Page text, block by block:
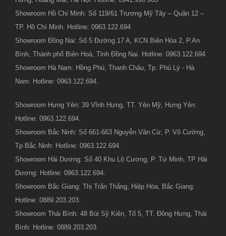
Showroom Hồ Chí Minh: Số 119/61 Trương Mỹ Tây – Quận 12 –
TP. Hồ Chí Minh. Hotline: 0963.122.694
Showroom Đồng Nai: Số 5 Đường 17 A, KCN Biên Hòa 2, P.An
Bình, Thành phố Biên Hoà, Tỉnh Đồng Nai. Hotline: 0963.122.694
Showroom Hà Nam: Hồng Phú, Thanh Châu, Tp. Phủ Lý - Hà
Nam: Hotline: 0963.122.694.
Showroom Hưng Yên: 39 Vĩnh Hưng, TT. Yên Mỹ, Hưng Yên:
Hotline: 0963.122.694.
Showroom Bắc Ninh: Số 661-663 Nguyễn Văn Cừ, P. Võ Cường,
Tp Bắc Ninh: Hotline: 0963.122.694.
Showroom Hải Dương: Số 40 Khu Lộ Cương, P. Tứ Minh, TP Hải
Dương: Hotline: 0963.122.694.
Showroom Bắc Giang: Thị Trấn Thắng, Hiệp Hòa, Bắc Giang:
Hotline: 0889.203.203.
Showroom Thái Bình: 48 Bùi Sỹ Kiên, Tổ 5, TT. Đông Hưng, Thái
Bình: Hotline: 0889.203.203.